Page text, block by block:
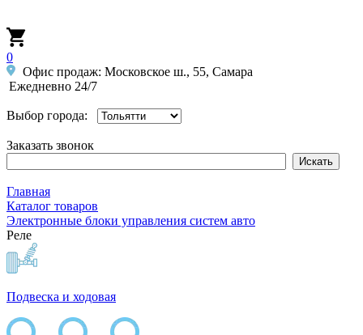
0
Офис продаж: Московское ш., 55, Самара
Ежедневно 24/7
Выбор города:
Заказать звонок
Главная
Каталог товаров
Электронные блоки управления систем авто
Реле
Подвеска и ходовая